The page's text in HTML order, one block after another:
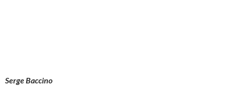
Serge Baccino